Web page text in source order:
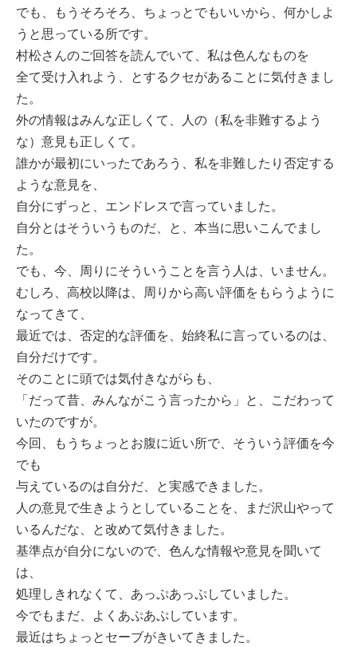
でも、もうそろそろ、ちょっとでもいいから、何かしよ
うと思っている所です。
村松さんのご回答を読んでいて、私は色んなものを
全て受け入れよう、とするクセがあることに気付きまし
た。
外の情報はみんな正しくて、人の（私を非難するよう
な）意見も正しくて。
誰かが最初にいったであろう、私を非難したり否定する
ような意見を、
自分にずっと、エンドレスで言っていました。
自分とはそういうものだ、と、本当に思いこんでまし
た。
でも、今、周りにそういうことを言う人は、いません。
むしろ、高校以降は、周りから高い評価をもらうように
なってきて、
最近では、否定的な評価を、始終私に言っているのは、
自分だけです。
そのことに頭では気付きながらも、
「だって昔、みんながこう言ったから」と、こだわって
いたのですが。
今回、もうちょっとお腹に近い所で、そういう評価を今
でも
与えているのは自分だ、と実感できました。
人の意見で生きようとしていることを、まだ沢山やって
いるんだな、と改めて気付きました。
基準点が自分にないので、色んな情報や意見を聞いて
は、
処理しきれなくて、あっぷあっぷしていました。
今でもまだ、よくあぷあぷしています。
最近はちょっとセーブがきいてきました。